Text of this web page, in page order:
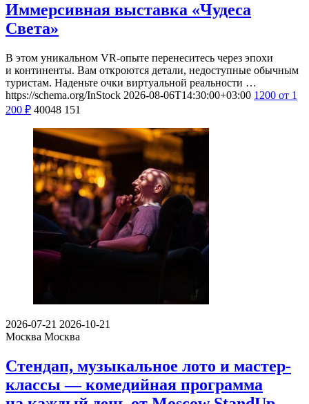
Иммерсивная выставка «Чудеса
Света»
В этом уникальном VR-опыте перенеситесь через эпохи
и континенты. Вам откроются детали, недоступные обычным
туристам. Наденьте очки виртуальной реальности …
https://schema.org/InStock 2026-08-06T14:30:00+03:00 1200 от 1
200 ₽ 40048 151
2026-07-21 2026-10-21
Москва Москва
Стендап, музыкальное лото и мастер-
классы — комедийная программа